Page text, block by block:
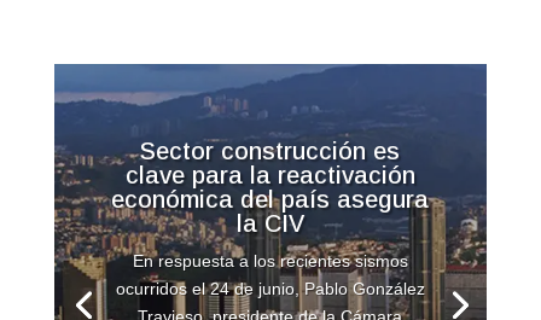
Sector construcción es
clave para la reactivación
económica del país asegura
la CIV
En respuesta a los recientes sismos
ocurridos el 24 de junio, Pablo González
Travieso, presidente de la Cámara